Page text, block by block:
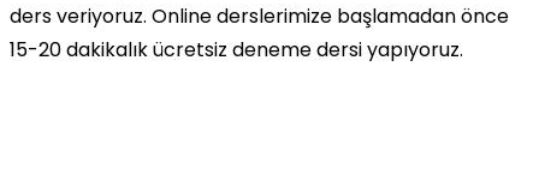
ders veriyoruz. Online derslerimize başlamadan önce
15-20 dakikalık ücretsiz deneme dersi yapıyoruz.